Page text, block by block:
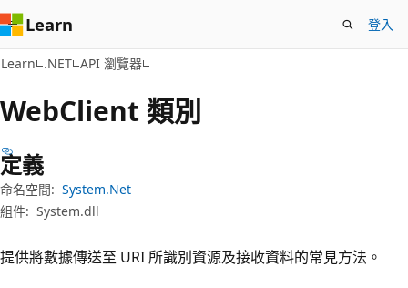
Learn 登入
Learn .NET API 瀏覽器
WebClient 類別
定義
命名空間: System.Net
組件: System.dll
提供將數據傳送至 URI 所識別資源及接收資料的常見方法。